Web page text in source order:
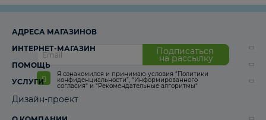
Подписаться
на рассылку
Я ознакомился и принимаю условия “Политики
конфиденциальности”, “Информированного
согласия“ и “Рекомендательные алгоритмы“
АДРЕСА МАГАЗИНОВ
ИНТЕРНЕТ-МАГАЗИН
ПОМОЩЬ
УСЛУГИ
Дизайн-проект